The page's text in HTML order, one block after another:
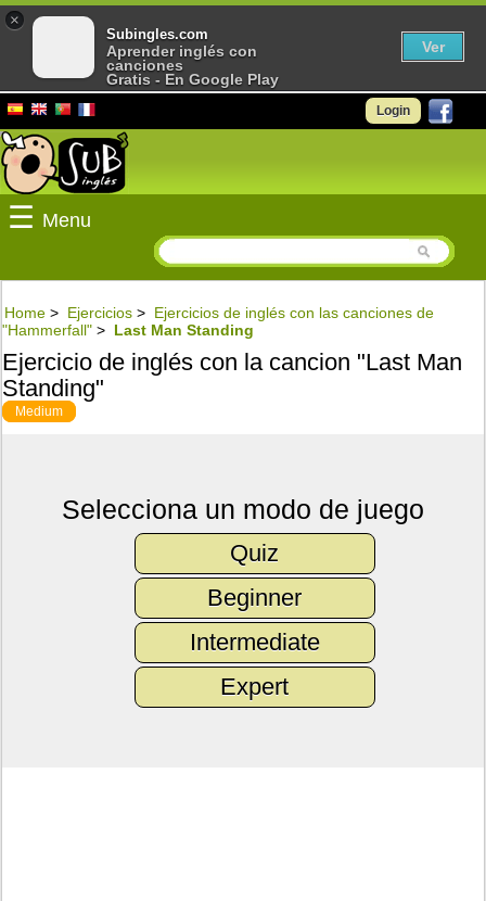
Login
☰ Menu
Home > Ejercicios > Ejercicios de inglés con las canciones de
"Hammerfall" > Last Man Standing
Ejercicio de inglés con la cancion "Last Man
Standing"
Medium
Selecciona un modo de juego
Quiz
Beginner
Intermediate
Expert
×
Subingles.com
Aprender inglés con
canciones
Gratis - En Google Play
Ver